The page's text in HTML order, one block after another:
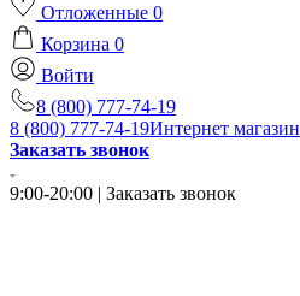
Отложенные 0
Корзина 0
Войти
8 (800) 777-74-19
8 (800) 777-74-19Интернет магазин
Заказать звонок
9:00-20:00 | Заказать звонок